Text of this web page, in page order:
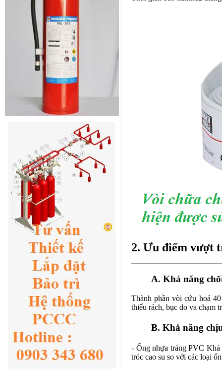
2. Ưu điểm vượt
A. Khả năng
Thành phầnvòi cứu hoả
thiểu rách, bục do va chạm
B. Khả năng
- Ống nhựa tráng PVC
tróc cao su so với các loại